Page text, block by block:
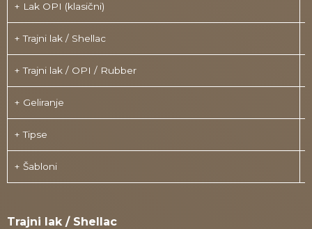
+ Lak OPI (klasični)
+ Trajni lak / Shellac
+ Trajni lak / OPI / Rubber
+ Geliranje
+ Tipse
+ Šabloni
Trajni lak / Shellac